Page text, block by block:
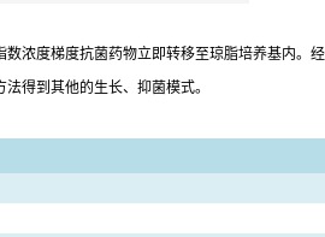
浓度梯度抗菌药物立即转移至琼脂培养基内
得到其他的生长、抑菌模式。